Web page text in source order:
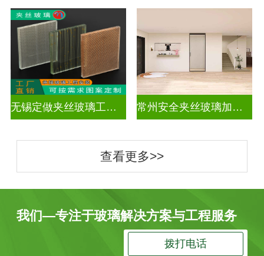
无锡定做夹丝玻璃工厂地址 常州安全夹丝玻璃加工厂
查看更多>>
我们—专注于玻璃解决方案与工程服务
拨打电话